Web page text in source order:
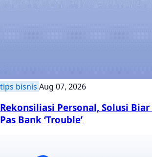
tips bisnis Aug 07, 2026
Rekonsiliasi Personal, Solusi Biar
Pas Bank ‘Trouble’